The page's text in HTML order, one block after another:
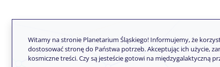
Witamy na stronie Planetarium Śląskiego! Informujemy, że
dostosować stronę do Państwa potrzeb. Akceptując ich użycie,
kosmiczne treści. Czy są jesteście gotowi na międzygalaktyczną